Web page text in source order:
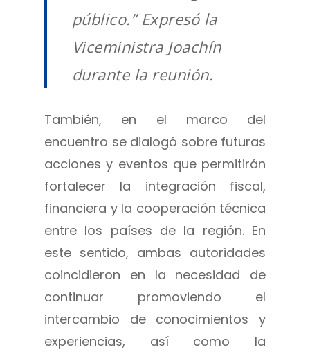
público.” Expresó la
Viceministra Joachín
durante la reunión.
También, en el marco del
encuentro se dialogó sobre futuras
acciones y eventos que permitirán
fortalecer la integración fiscal,
financiera y la cooperación técnica
entre los países de la región. En
este sentido, ambas autoridades
coincidieron en la necesidad de
continuar promoviendo el
intercambio de conocimientos y
experiencias, así como la